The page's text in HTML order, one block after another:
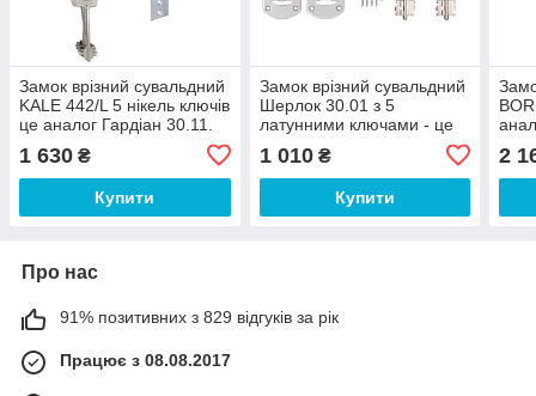
Замок врізний сувальдний
KALE 442/L 5 нікель ключів
це аналог Гардіан 30.11.
1 630 ₴
Купити
Замок врізний сувальдний
Шерлок 30.01 з 5
латунними ключами - це
30.01.
1 010₴
Купити
2
Про нас
91% позитивних з 829 відгуків за рік
Працює з 08.08.2017